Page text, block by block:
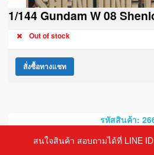
1/144 Gundam W 08
Out of stock
สั่งซื้อทางแชท
รหัสสินค้า:
สนใจสินค้า สอบถามได้ที่ LINE